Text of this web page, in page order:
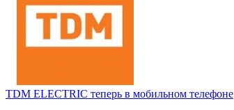
TDM ELECTRIC теперь в мобильном телефоне